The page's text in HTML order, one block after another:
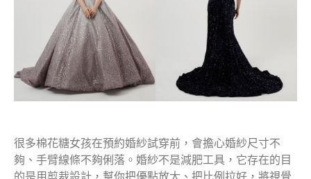
很多棉花糖女孩在預約婚紗試穿前，會擔心婚紗尺寸不
夠、手臂線條不夠俐落。婚紗不是減肥工具，它存在的目
的是用剪裁設計，幫你把優點放大、把比例拉好，將視覺